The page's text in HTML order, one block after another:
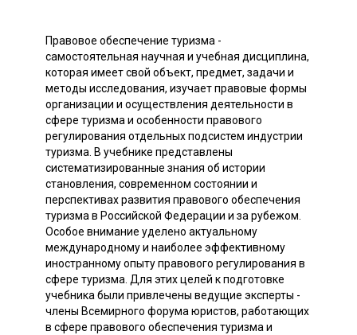
Правовое обеспечение туризма -
самостоятельная научная и учебная дисциплина,
которая имеет свой объект, предмет, задачи и
методы исследования, изучает правовые формы
организации и осуществления деятельности в
сфере туризма и особенности правового
регулирования отдельных подсистем индустрии
туризма. В учебнике представлены
систематизированные знания об истории
становления, современном состоянии и
перспективах развития правового обеспечения
туризма в Российской Федерации и за рубежом.
Особое внимание уделено актуальному
международному и наиболее эффективному
иностранному опыту правового регулирования в
сфере туризма. Для этих целей к подготовке
учебника были привлечены ведущие эксперты -
члены Всемирного форума юристов, работающих
в сфере правового обеспечения туризма и